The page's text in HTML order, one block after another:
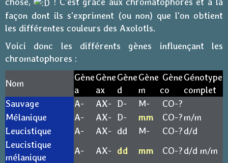
façon dont ils s'expriment (ou non) que l'on obtient
les différentes couleurs des Axolotls.
Voici donc les différents gènes influençant les
chromatophores :
Nom
Gène
a
Gène
ax
Gène
d
Gène
m
Gène
co
Génotype
complet
Sauvage
A- AX- D- M-
CO-?
Mélanique
A- AX- D- mm CO-?m/m
Leucistique
A- AX- dd M- CO-?d/d
Leucistique
mélanique
A- AX- dd mm CO-?d/d m/m